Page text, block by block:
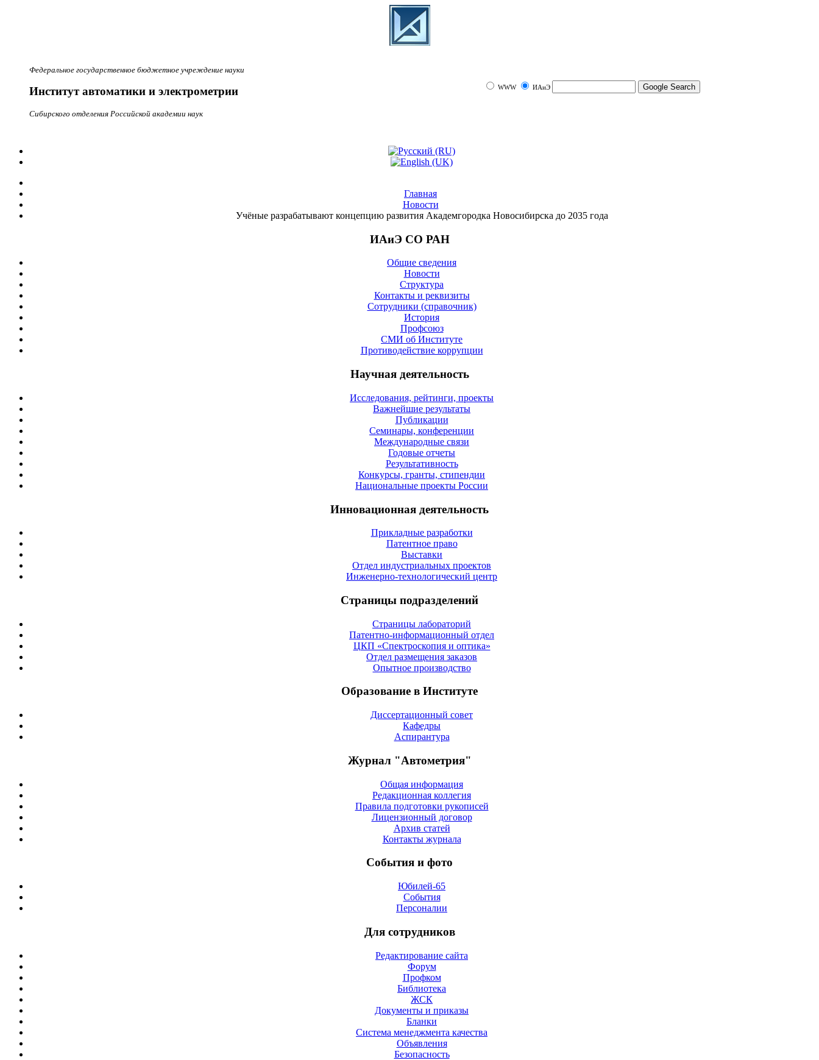
Федеральное государственное бюджетное учреждение науки
Институт автоматики и электрометрии
Сибирского отделения Российской академии наук
WWW ИАиЭ
Главная
Новости
Учёные разрабатывают концепцию развития Академгородка Новосибирска до 2035 года
ИАиЭ СО РАН
Общие сведения
Новости
Структура
Контакты и реквизиты
Сотрудники (справочник)
История
Профсоюз
СМИ об Институте
Противодействие коррупции
Научная деятельность
Исследования, рейтинги, проекты
Важнейшие результаты
Публикации
Семинары, конференции
Международные связи
Годовые отчеты
Результативность
Конкурсы, гранты, стипендии
Национальные проекты России
Инновационная деятельность
Прикладные разработки
Патентное право
Выставки
Отдел индустриальных проектов
Инженерно-технологический центр
Страницы подразделений
Страницы лабораторий
Патентно-информационный отдел
ЦКП «Спектроскопия и оптика»
Отдел размещения заказов
Опытное производство
Образование в Институте
Диссертационный совет
Кафедры
Аспирантура
Журнал "Автометрия"
Общая информация
Редакционная коллегия
Правила подготовки рукописей
Лицензионный договор
Архив статей
Контакты журнала
События и фото
Юбилей-65
События
Персоналии
Для сотрудников
Редактирование сайта
Форум
Профком
Библиотека
ЖСК
Документы и приказы
Бланки
Система менеджмента качества
Объявления
Безопасность